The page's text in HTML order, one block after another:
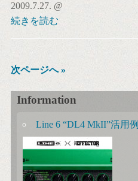
2009.7.27. @
続きを読む
次ページへ »
Information
Line 6 “DL4 MkII”活用例